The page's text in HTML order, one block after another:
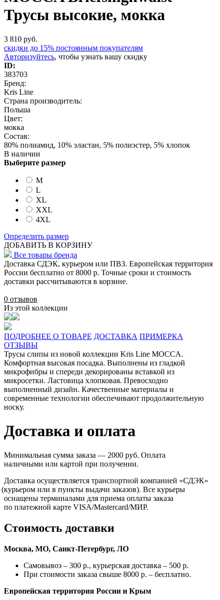
Трусы высокие, мокка
3 810 руб.
скидки до 15% постоянным покупателям
Авторизуйтесь, чтобы узнать вашу скидку
ID:
383703
Бренд:
Kris Line
Страна производитель:
Польша
Цвет:
мокка
Состав:
80% полиамид, 10% эластан, 5% полиэстер, 5% хлопок
В наличии
Выберите размер
M
L
XL
XXL
4XL
Определить размер
ДОБАВИТЬ В КОРЗИНУ
Все товары бренда
Доставка СДЭК, курьером или ПВЗ. Европейская территория
России бесплатно от 8000 р. Точные сроки и стоимость
доставки рассчитываются в корзине.
0 отзывов
Из этой коллекции
ПОДРОБНЕЕ О ТОВАРЕ ДОСТАВКА ПРИМЕРКА
ОТЗЫВЫ
Трусы слипы из новой коллекции Kris Line MOCCA.
Комфортная высокая посадка. Выполнены из гладкой
микрофибры и спереди декорированы вставкой из
микросетки. Ластовица хлопковая. Превосходно
выполненный дизайн. Качественные материалы и
современные технологии обеспечивают продолжительную
носку.
Доставка и оплата
Минимальная сумма заказа — 2000 руб. Оплата
наличными или картой при получении.
Доставка осуществляется транспортной компанией «СДЭК»
(курьером или в пункты выдачи заказов). Все курьеры
оснащены терминалами для приема оплаты заказа
по платежной карте VISA/Mastercard/МИР.
Стоимость доставки
Москва, МО, Санкт-Петербург, ЛО
Самовывоз – 300 р., курьерская доставка – 500 р.
При стоимости заказа свыше 8000 р. – бесплатно.
Европейская территория России и Крым